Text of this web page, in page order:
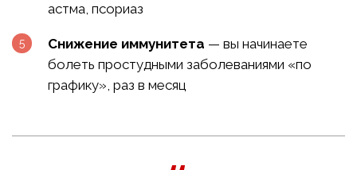
астма, псориаз
Снижение иммунитета — вы начинаете
болеть простудными заболеваниями «по
графику», раз в месяц